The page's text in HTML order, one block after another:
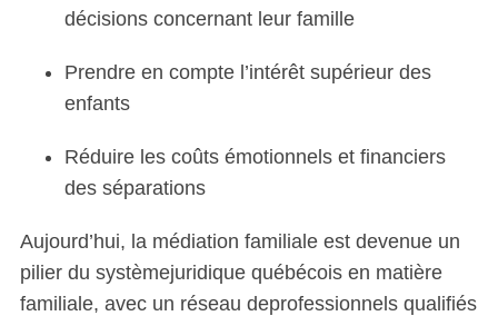
décisions concernant leur famille
Prendre en compte l’intérêt supérieur des
enfants
Réduire les coûts émotionnels et financiers
des séparations
Aujourd’hui, la médiation familiale est devenue un
pilier du systèmejuridique québécois en matière
familiale, avec un réseau deprofessionnels qualifiés